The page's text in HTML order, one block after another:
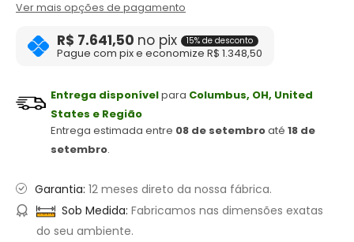
Ver mais opções de pagamento
R$ 7.641,50 no pix 15% de desconto
Pague com pix e economize R$ 1.348,50
Entrega disponívelpara Columbus, OH, United
States e Região
Entrega estimada entre 08 de setembroaté 18 de
setembro.
Garantia: 12 meses direto da nossa fábrica.
Sob Medida: Fabricamos nas dimensões exatas
do seu ambiente.